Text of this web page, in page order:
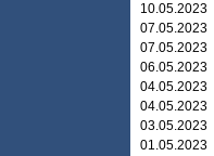
10.05.2023
07.05.2023
07.05.2023
06.05.2023
04.05.2023
04.05.2023
03.05.2023
01.05.2023